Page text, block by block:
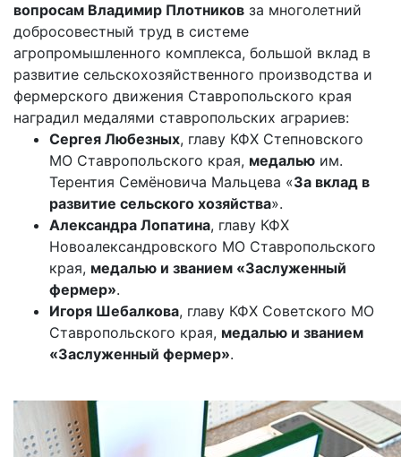
вопросам Владимир Плотников за многолетний
добросовестный труд в системе
агропромышленного комплекса, большой вклад в
развитие сельскохозяйственного производства и
фермерского движения Ставропольского края
наградил медалями ставропольских аграриев:
Сергея Любезных, главу КФХ Степновского
МО Ставропольского края, медалью им.
Терентия Семёновича Мальцева «За вклад в
развитие сельского хозяйства».
Александра Лопатина, главу КФХ
Новоалександровского МО Ставропольского
края, медалью и званием «Заслуженный
фермер».
Игоря Шебалкова, главу КФХ Советского МО
Ставропольского края, медалью и званием
«Заслуженный фермер».